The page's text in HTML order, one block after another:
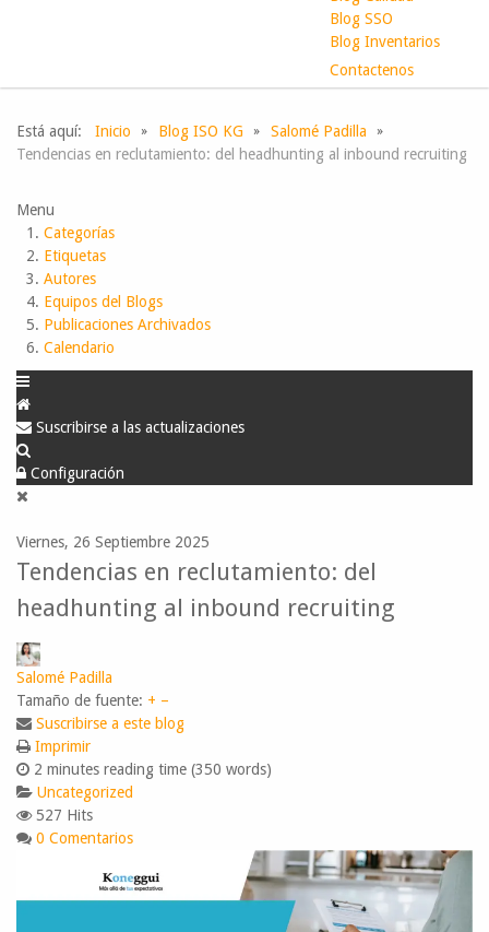
Blog SSO
Blog Inventarios
Contactenos
Está aquí: Inicio Blog ISO KG
Salomé Padilla
Tendencias en reclutamiento: del headhunting al inbound recruiting
Menu
Categorías
Etiquetas
Autores
Equipos del Blogs
Publicaciones Archivados
Calendario
Suscribirse a las actualizaciones
Configuración
Viernes, 26 Septiembre 2025
Tendencias en reclutamiento: del
headhunting al inbound recruiting
Salomé Padilla
Tamaño de fuente: + –
Suscribirse a este blog
Imprimir
2 minutes reading time (350 words)
Uncategorized
527 Hits
0 Comentarios